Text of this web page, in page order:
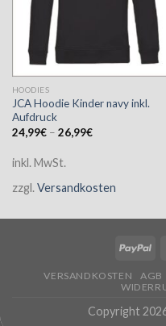
HOODIES
JCA Hoodie Kinder navy inkl.
Aufdruck
24,99€– 26,99€
inkl. MwSt.
zzgl. Versandkosten
VERSANDKOSTEN AGB
Copyright